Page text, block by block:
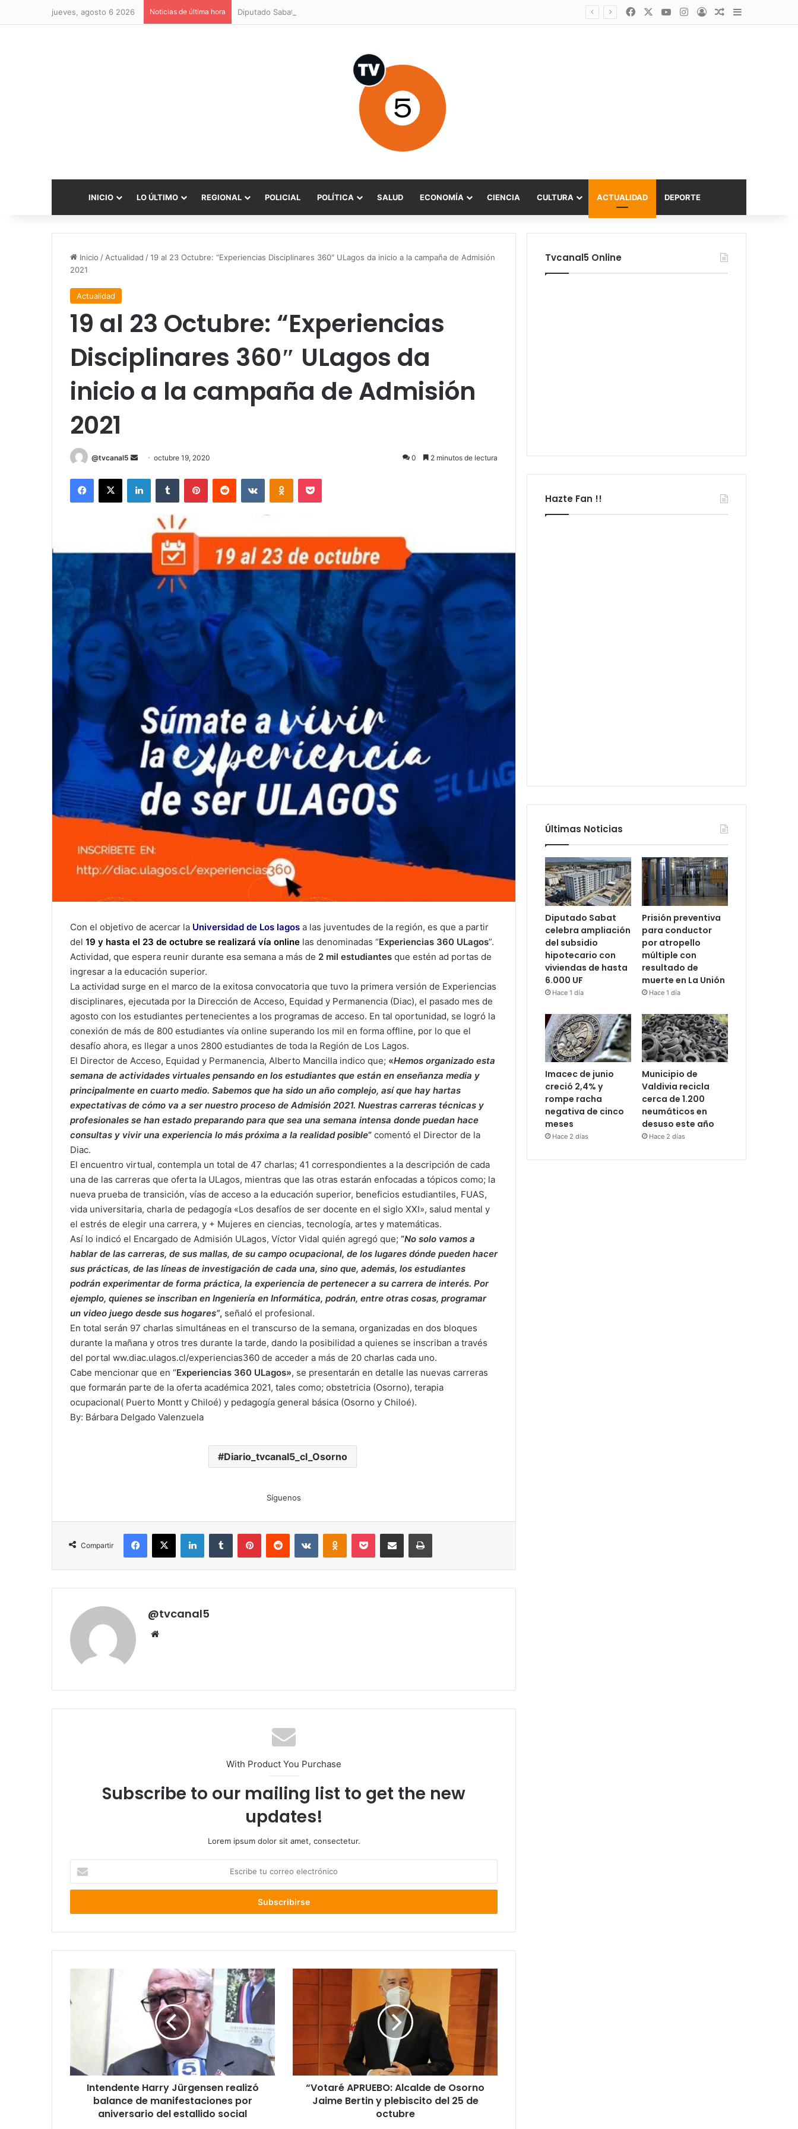
jueves, agosto 6 2026 Noticias de última hora Diputado Sabat celebra ampliación del subsidio hipotecario con viviendas de hasta 6.000 UF FacebookYouTubeInstagram
AccesoPublicación al
Barra lateral
INICIO LO ÚLTIMO REGIONAL POLICIAL POLÍTICA SALUD ECONOMÍA CIENCIA CULTURA ACTUALIDAD DEPORTE
Inicio / Actualidad /19 al 23 Octubre: “Experiencias Disciplinares 360″ ULagos da inicio a la campaña de Admisión
2021
Actualidad
19 al 23 Octubre: “Experiencias
Disciplinares 360″ ULagos da
inicio a la campaña de Admisión
2021
@tvcanal5
Send
email
octubre 19, 2020 0 2 minutos de lectura
Facebook
X LinkedInTumblr PinterestReddit VKontakteOdnoklassniki
Pocket
Con el objetivo de acercar la Universidad de Los lagos a las juventudes de la región, es que a partir
del 19 y hasta el 23 de octubre se realizará vía online las denominadas “Experiencias 360 ULagos”.
Actividad, que espera reunir durante esa semana a más de 2 mil estudiantes que estén ad portas de
ingresar a la educación superior.
La actividad surge en el marco de la exitosa convocatoria que tuvo la primera versión de Experiencias
disciplinares, ejecutada por la Dirección de Acceso, Equidad y Permanencia (Diac), el pasado mes de
agosto con los estudiantes pertenecientes a los programas de acceso. En tal oportunidad, se logró la
conexión de más de 800 estudiantes vía online superando los mil en forma offline, por lo que el
desafío ahora, es llegar a unos 2800 estudiantes de toda la Región de Los Lagos.
El Director de Acceso, Equidad y Permanencia, Alberto Mancilla indico que; «Hemos organizado esta
semana de actividades virtuales pensando en los estudiantes que están en enseñanza media y
principalmente en cuarto medio. Sabemos que ha sido un año complejo, así que hay hartas
expectativas de cómo va a ser nuestro proceso de Admisión 2021. Nuestras carreras técnicas y
profesionales se han estado preparando para que sea una semana intensa donde puedan hace
consultas y vivir una experiencia lo más próxima a la realidad posible” comentó el Director de la
Diac.
El encuentro virtual, contempla un total de 47 charlas; 41 correspondientes a la descripción de cada
una de las carreras que oferta la ULagos, mientras que las otras estarán enfocadas a tópicos como; la
nueva prueba de transición, vías de acceso a la educación superior, beneficios estudiantiles, FUAS,
vida universitaria, charla de pedagogía «Los desafíos de ser docente en el siglo XXI», salud mental y
el estrés de elegir una carrera, y + Mujeres en ciencias, tecnología, artes y matemáticas.
Así lo indicó el Encargado de Admisión ULagos, Víctor Vidal quién agregó que; “No solo vamos a
hablar de las carreras, de sus mallas, de su campo ocupacional, de los lugares dónde pueden hacer
sus prácticas, de las líneas de investigación de cada una, sino que, además, los estudiantes
podrán experimentar de forma práctica, la experiencia de pertenecer a su carrera de interés. Por
ejemplo, quienes se inscriban en Ingeniería en Informática, podrán, entre otras cosas, programar
un video juego desde sus hogares”, señaló el profesional.
En total serán 97 charlas simultáneas en el transcurso de la semana, organizadas en dos bloques
durante la mañana y otros tres durante la tarde, dando la posibilidad a quienes se inscriban a través
del portal ww.diac.ulagos.cl/experiencias360 de acceder a más de 20 charlas cada uno.
Cabe mencionar que en “Experiencias 360 ULagos», se presentarán en detalle las nuevas carreras
que formarán parte de la oferta académica 2021, tales como; obstetricia (Osorno), terapia
ocupacional( Puerto Montt y Chiloé) y pedagogía general básica (Osorno y Chiloé).
By: Bárbara Delgado Valenzuela
Diario_tvcanal5_cl_Osorno
Síguenos
Compartir
Facebook
X LinkedInTumblr PinterestReddit VKontakteOdnoklassniki
Pocket Compartir por correo electrónicoImprimir
@tvcanal5
With Product You Purchase
Subscribe to our mailing list to get the new
updates!
Lorem ipsum dolor sit amet, consectetur.
correo
Intendente
Jürgensen
manifestaciones
aniversario
estallido
Intendente Harry Jürgensen realizó
balance de manifestaciones por
aniversario del estallido social
APRUEBO:
Osorno
Bertin
plebiscito
“Votaré APRUEBO: Alcalde de Osorno
Jaime Bertin y plebiscito del 25 de
octubre
Tvcanal5 Online
Hazte Fan !!
Últimas Noticias
Diputado Sabat
celebra ampliación
del subsidio
hipotecario con
viviendas de hasta
6.000 UF
Hace 1 día
Prisión preventiva
para conductor
por atropello
múltiple con
resultado de
muerte en La Unión
Hace 1 día
Imacec de junio
creció 2,4% y
rompe racha
negativa de cinco
meses
Hace 2 días
Municipio de
Valdivia recicla
cerca de 1.200
neumáticos en
desuso este año
Hace 2 días